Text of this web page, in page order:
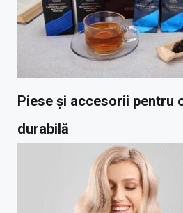
Piese și accesorii pentru
durabilă